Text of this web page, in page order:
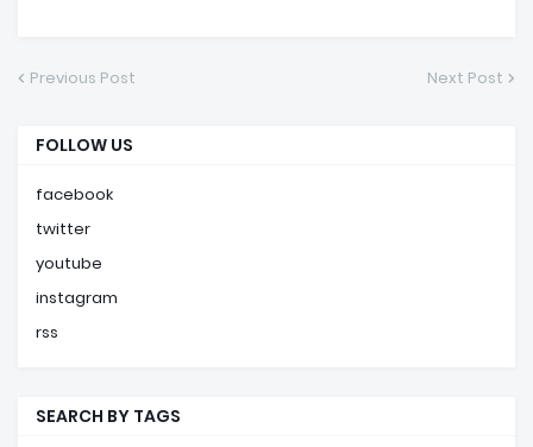
Previous Post Next Post
FOLLOW US
facebook
twitter
youtube
instagram
rss
SEARCH BY TAGS